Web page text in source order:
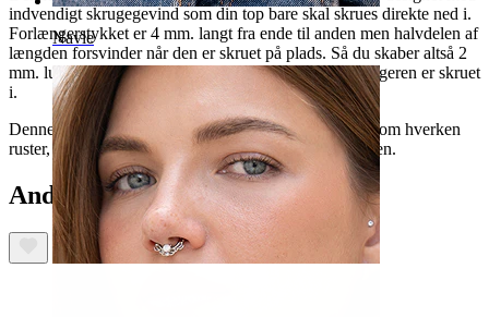
Navle
indvendigt skrugegevind som din top bare skal skrues direkte ned i.
Forlængerstykket er 4 mm. langt fra ende til anden men halvdelen af
længden forsvinder når den er skruet på plads. Så du skaber altså 2
mm. luft mellem din hud og din dermaltop, når forlængeren er skruet
i.
Denne dermal forlænger er lavet af ren kirurgisk stål som hverken
ruster, oxiderer eller på anden vis bliver grimt med tiden.
Andre har også købt